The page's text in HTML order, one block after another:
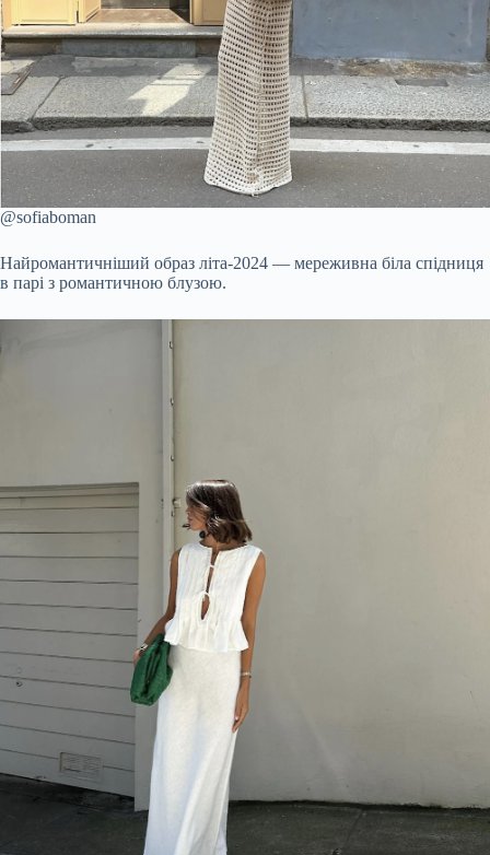
@sofiaboman
Найромантичніший образ літа-2024 — мереживна біла спідниця
в парі з романтичною блузою.